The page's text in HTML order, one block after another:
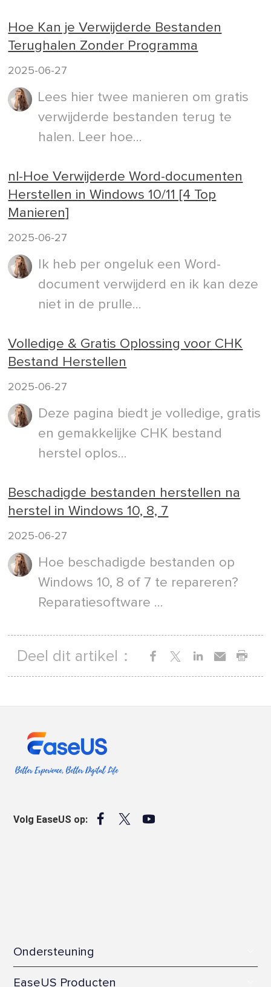
Hoe Kan je Verwijderde Bestanden
Terughalen Zonder Programma
2025-06-27
Lees hier twee manieren om gratis
verwijderde bestanden terug te
halen. Leer hoe...
nl-Hoe Verwijderde Word-documenten
Herstellen in Windows 10/11 [4 Top
Manieren]
2025-06-27
Ik heb per ongeluk een Word-
document verwijderd en ik kan deze
niet in de prulle...
Volledige & Gratis Oplossing voor CHK
Bestand Herstellen
2025-06-27
Deze pagina biedt je volledige, gratis
en gemakkelijke CHK bestand
herstel oplos...
Beschadigde bestanden herstellen na
herstel in Windows 10, 8, 7
2025-06-27
Hoe beschadigde bestanden op
Windows 10, 8 of 7 te repareren?
Reparatiesoftware ...
Deel dit artikel：
Volg EaseUS op:   
Ondersteuning
Kenniscentrum
EaseUS Producten